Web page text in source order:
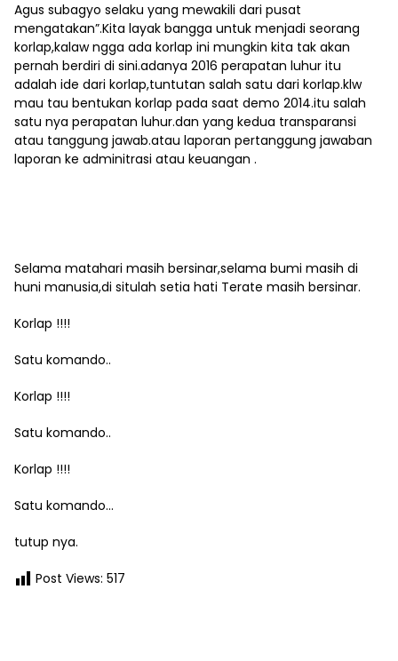
Agus subagyo selaku yang mewakili dari pusat
mengatakan”.Kita layak bangga untuk menjadi seorang
korlap,kalaw ngga ada korlap ini mungkin kita tak akan
pernah berdiri di sini.adanya 2016 perapatan luhur itu
adalah ide dari korlap,tuntutan salah satu dari korlap.klw
mau tau bentukan korlap pada saat demo 2014.itu salah
satu nya perapatan luhur.dan yang kedua transparansi
atau tanggung jawab.atau laporan pertanggung jawaban
laporan ke adminitrasi atau keuangan .
Selama matahari masih bersinar,selama bumi masih di
huni manusia,di situlah setia hati Terate masih bersinar.
Korlap !!!!
Satu komando..
Korlap !!!!
Satu komando..
Korlap !!!!
Satu komando…
tutup nya.
Post Views: 517